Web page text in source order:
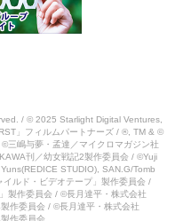
/ © 2025 Starlight Digital Ventures,
」フィルムパートナーズ / ®, TM & ©
嶋与夢・孟達／マイクロマガジン社
刊／幼女戦記2製作委員会 / ©Yuji
STUDIO), SAN.G/Tomb
ルド・ビデオテープ」製作委員会 /
製作委員会 / ©長月達平・株式会社
作委員会 / ©長月達平・株式会社
作委員会